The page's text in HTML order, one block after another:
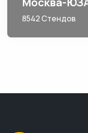
8542 Стендов